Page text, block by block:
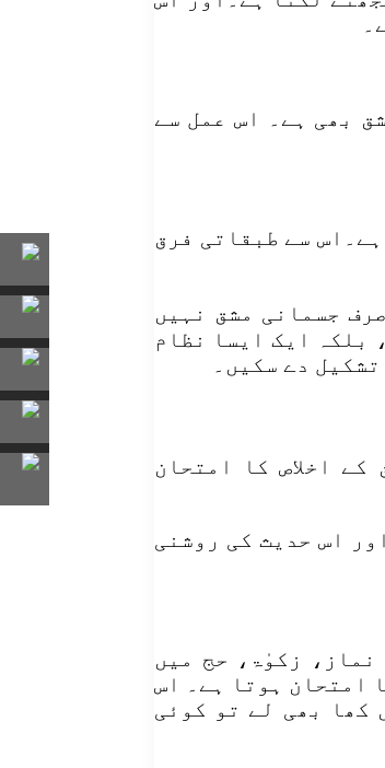
بھی ہے۔ اس عمل سے
سے طبقاتی فرق
جسمانی مشق نہیں
بلکہ ایک ایسا نظام
دے سکیں۔
اخلاص کا امتحان
اس حدیث کی روشنی
زکوٰۃ، حج میں
امتحان ہوتا ہے۔ اس
کھا بھی لے تو کوئی